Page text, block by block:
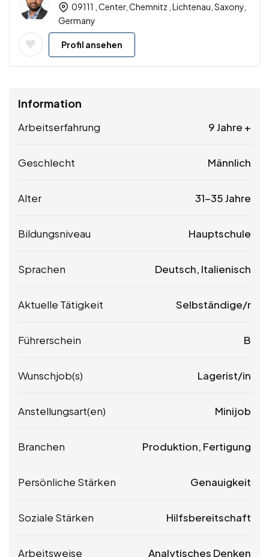
09111 , Center, Chemnitz , Lichtenau, Saxony,
Germany
Profil ansehen
Information
Arbeitserfahrung 9 Jahre +
Geschlecht Männlich
Alter 31-35 Jahre
Bildungsniveau Hauptschule
Sprachen Deutsch, Italienisch
Aktuelle Tätigkeit Selbständige/r
Führerschein B
Wunschjob(s) Lagerist/in
Anstellungsart(en) Minijob
Branchen Produktion, Fertigung
Persönliche Stärken Genauigkeit
Soziale Stärken Hilfsbereitschaft
Arbeitsweise Analytisches Denken